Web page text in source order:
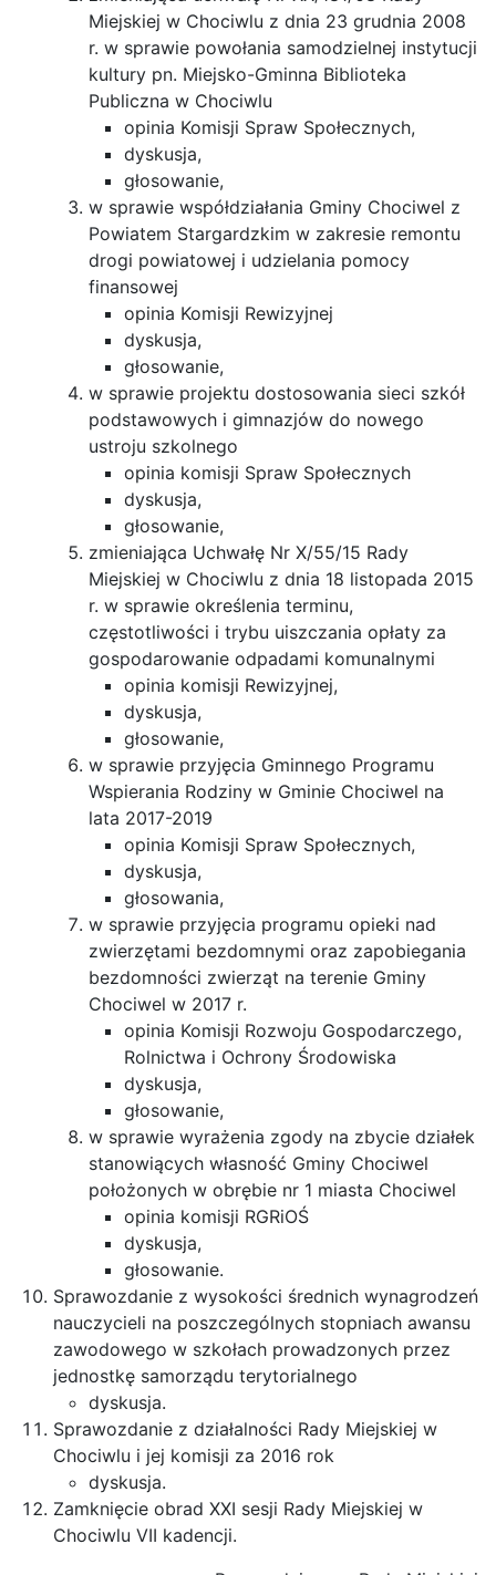
Miejskiej w Chociwlu z dnia 23 grudnia 2008
r. w sprawie powołania samodzielnej instytucji
kultury pn. Miejsko-Gminna Biblioteka
Publiczna w Chociwlu
opinia Komisji Spraw Społecznych,
dyskusja,
głosowanie,
w sprawie współdziałania Gminy Chociwel z
Powiatem Stargardzkim w zakresie remontu
drogi powiatowej i udzielania pomocy
finansowej
opinia Komisji Rewizyjnej
dyskusja,
głosowanie,
w sprawie projektu dostosowania sieci szkół
podstawowych i gimnazjów do nowego
ustroju szkolnego
opinia komisji Spraw Społecznych
dyskusja,
głosowanie,
zmieniająca Uchwałę Nr X/55/15 Rady
Miejskiej w Chociwlu z dnia 18 listopada 2015
r. w sprawie określenia terminu,
częstotliwości i trybu uiszczania opłaty za
gospodarowanie odpadami komunalnymi
opinia komisji Rewizyjnej,
dyskusja,
głosowanie,
w sprawie przyjęcia Gminnego Programu
Wspierania Rodziny w Gminie Chociwel na
lata 2017-2019
opinia Komisji Spraw Społecznych,
dyskusja,
głosowania,
w sprawie przyjęcia programu opieki nad
zwierzętami bezdomnymi oraz zapobiegania
bezdomności zwierząt na terenie Gminy
Chociwel w 2017 r.
opinia Komisji Rozwoju Gospodarczego,
Rolnictwa i Ochrony Środowiska
dyskusja,
głosowanie,
w sprawie wyrażenia zgody na zbycie działek
stanowiących własność Gminy Chociwel
położonych w obrębie nr 1 miasta Chociwel
opinia komisji RGRiOŚ
dyskusja,
głosowanie.
Sprawozdanie z wysokości średnich wynagrodzeń
nauczycieli na poszczególnych stopniach awansu
zawodowego w szkołach prowadzonych przez
jednostkę samorządu terytorialnego
dyskusja.
Sprawozdanie z działalności Rady Miejskiej w
Chociwlu i jej komisji za 2016 rok
dyskusja.
Zamknięcie obrad XXI sesji Rady Miejskiej w
Chociwlu VII kadencji.